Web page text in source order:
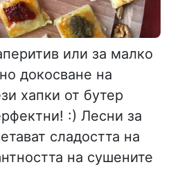
или за малко
докосване на
хапки от бутер
:) Лесни за
сладостта на
на сушените